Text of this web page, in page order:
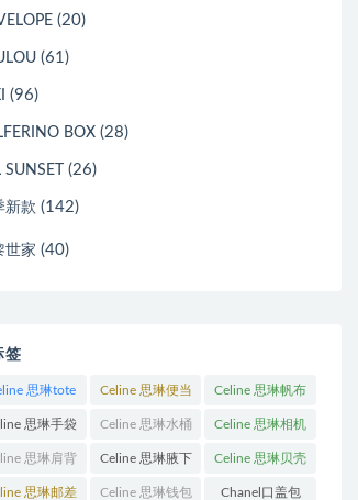
(20)
(61)
(96)
BOX (28)
SUNSET (26)
新款 (142)
世家 (40)
签
思琳tote
包 (23)
Celine 思琳便当
包 (14)
Celine 思琳帆布
包 (18)
思琳手袋
(250)
Celine 思琳水桶
包 (55)
Celine 思琳相机
包 (11)
思琳肩背
包 (12)
Celine 思琳腋下
包 (10)
Celine 思琳贝壳
包(12)
思琳邮差 Celine 思琳钱包 Chanel口盖包